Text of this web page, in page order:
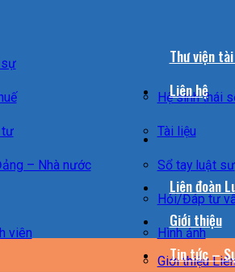
tư
– Nhà nước
viên
Thư viện
Hệ sinh thái
Tài liệu
Sổ tay luật sư
Hỏi/Đáp tư
Hình ảnh
Liên hệ
Liên đoàn
Giới thiệu
Giới thiệu
Tin tức –